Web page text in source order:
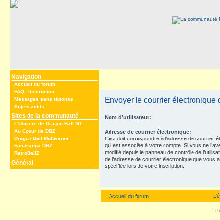
Navigation
Accueil du forum
FAQ - Inscription
Messages sans réponse
Sujets actifs
Sites de la communauté
L’Univers de Dragon Ball GT
Au Coeur de DBZ
Dragon Ball Multiverse
Fan-manga DBZ
RetroBallZ
Général
Envoyer le courrier électronique
Nom d’utilisateur:
Adresse de courrier électronique:
Ceci doit correspondre à l’adresse de courrier
qui est associée à votre compte. Si vous ne
modifié depuis le panneau de contrôle de
de l’adresse de courrier électronique que vous
spécifiée lors de votre inscription.
Accueil du forum